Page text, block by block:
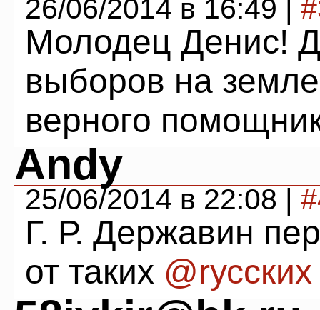
26/06/2014 в 16:49 |
Молодец Денис!
выборов на
верного
Andy
25/06/2014 в 22:08 |
Г. Р. Державин
от таких @rусских